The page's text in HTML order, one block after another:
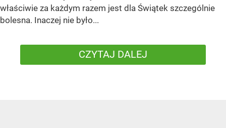
właściwie za każdym razem jest dla Świątek szczególnie
bolesna. Inaczej nie było...
CZYTAJ DALEJ